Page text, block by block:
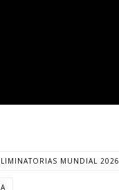
MUNDIAL 2026